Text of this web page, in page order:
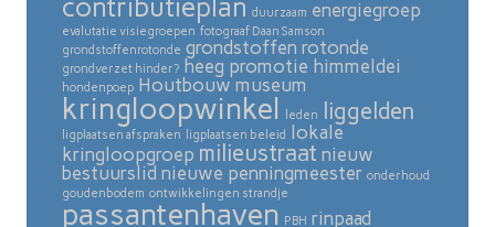
contributieplan duurzaam energiegroep
evalutatie visiegroepen fotograaf Daan Samson
grondstoffenrotonde grondstoffen rotonde
grondverzet hinder? heeg promotie himmeldei
hondenpoep Houtbouw museum
kringloopwinkel leden liggelden
ligplaatsen afspraken ligplaatsen beleid
lokale
kringloopgroep milieustraat nieuw
bestuurslid nieuwe penningmeester onderhoud
goudenbodem ontwikkelingen strandje
passantenhaven PBH rinpaad